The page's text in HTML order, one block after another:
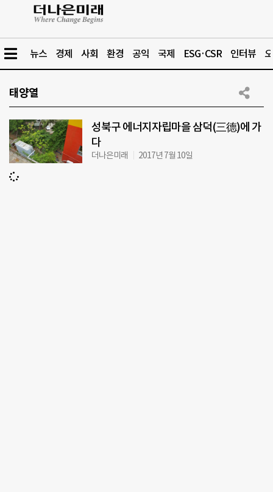
뉴스 경제 사회 환경 공익 국제 ESG·CSR 인터뷰
태양열
성북구 에너지자립마을 삼덕(三德)에 가
다
더나은미래 2017년 7월 10일